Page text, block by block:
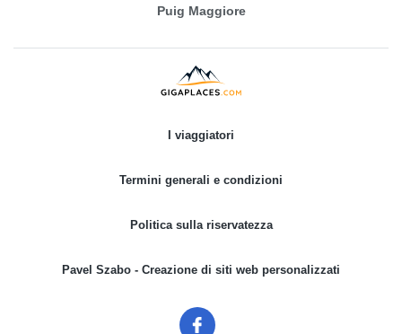
Puig Maggiore
I viaggiatori
Termini generali e condizioni
Politica sulla riservatezza
Pavel Szabo - Creazione di siti web personalizzati